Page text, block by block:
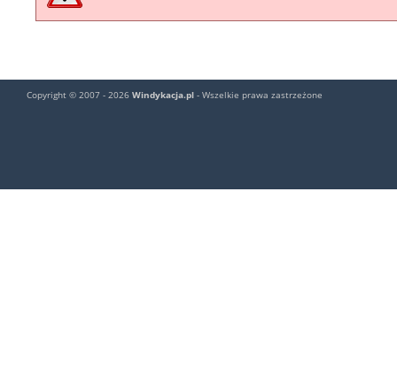
Copyright © 2007 - 2026 Windykacja.pl - Wszelkie prawa zastrzeżone